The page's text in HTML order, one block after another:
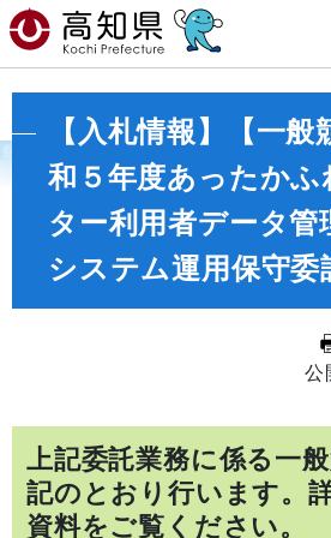
【入札情報】【一
和５年度あったかふ
ター利用者データ管
システム運用保守委
公
上記委託業務に係る一
記のとおり行います。
資料をご覧ください。